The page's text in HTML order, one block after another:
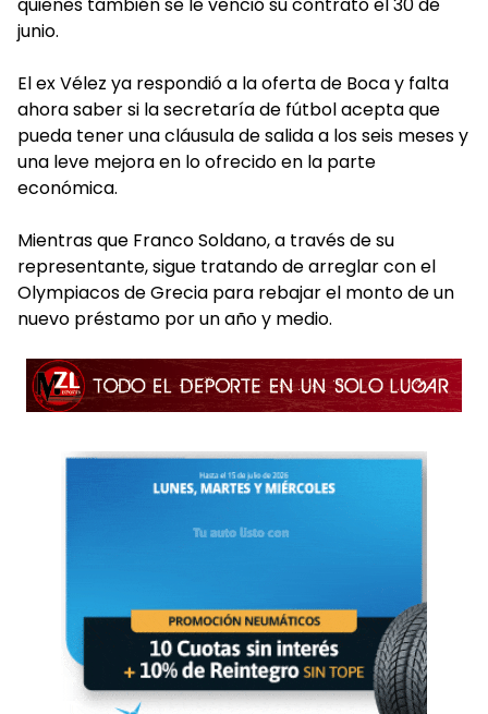
junio.
El ex Vélez ya respondió a la oferta de Boca y falta
ahora saber si la secretaría de fútbol acepta que
pueda tener una cláusula de salida a los seis meses y
una leve mejora en lo ofrecido en la parte
económica.
Mientras que Franco Soldano, a través de su
representante, sigue tratando de arreglar con el
Olympiacos de Grecia para rebajar el monto de un
nuevo préstamo por un año y medio.